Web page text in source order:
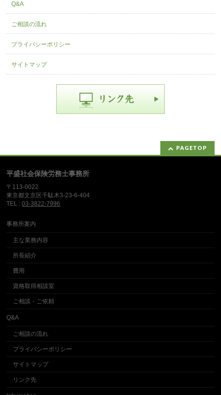
Q&A
ご相談の流れ
プライバシーポリシー
サイトマップ
PAGETOP
平盛社会保険労務士事務所
〒113-0022
東京都文京区千駄木3-23-6-404
TEL :03-3822-7996
事務所案内
主な業務内容
所長紹介
費用
資格取得相談室
ご相談・ご依頼
Q&A
ご相談の流れ
プライバシーポリシー
サイトマップ
リンク先